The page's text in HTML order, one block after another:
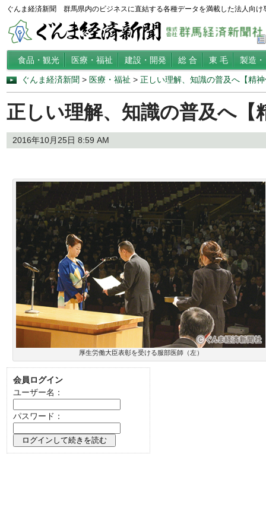
ぐんま経済新聞 群馬県内のビジネスに直結する各種データを満載した法人向け
食品・観光 医療・福祉 建設・開発 総 合 東 毛 製造
ぐんま経済新聞 > 医療・福祉 > 正しい理解、知識の普及へ【精
正しい理解、知識の普及へ【
2016年10月25日 8:59 AM
厚生労働大臣表彰を受ける服部医師（左）
会員ログイン
ユーザー名：
パスワード：